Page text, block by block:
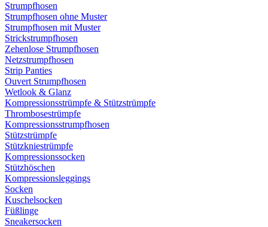
Strumpfhosen
Strumpfhosen ohne Muster
Strumpfhosen mit Muster
Strickstrumpfhosen
Zehenlose Strumpfhosen
Netzstrumpfhosen
Strip Panties
Ouvert Strumpfhosen
Wetlook & Glanz
Kompressionsstrümpfe & Stützstrümpfe
Thrombosestrümpfe
Kompressionsstrumpfhosen
Stützstrümpfe
Stützkniestrümpfe
Kompressionssocken
Stützhöschen
Kompressionsleggings
Socken
Kuschelsocken
Füßlinge
Sneakersocken